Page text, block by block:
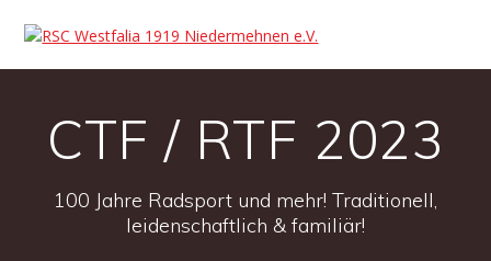
CTF / RTF 2023
100 Jahre Radsport und mehr! Traditionell,
leidenschaftlich & familiär!